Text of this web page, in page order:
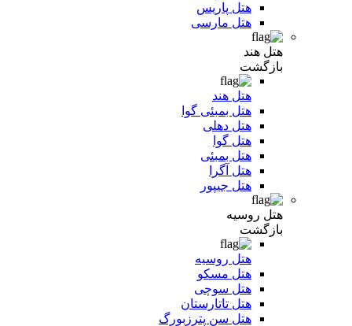
هتل پاریس
هتل مارسی
هتل هند
بازگشت
هتل هند
هتل بمبئی گوا
هتل دهلی
هتل گوا
هتل بمبئی
هتل آگرا
هتل جیپور
هتل روسیه
بازگشت
هتل روسیه
هتل مسکو
هتل سوچی
هتل تاتارستان
هتل سن پترزبورگ